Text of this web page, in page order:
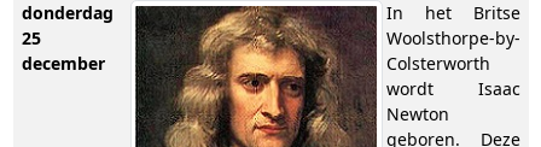
donderdag
25
december
In het Britse
Woolsthorpe-by-
Colsterworth
wordt Isaac
Newton
geboren. Deze